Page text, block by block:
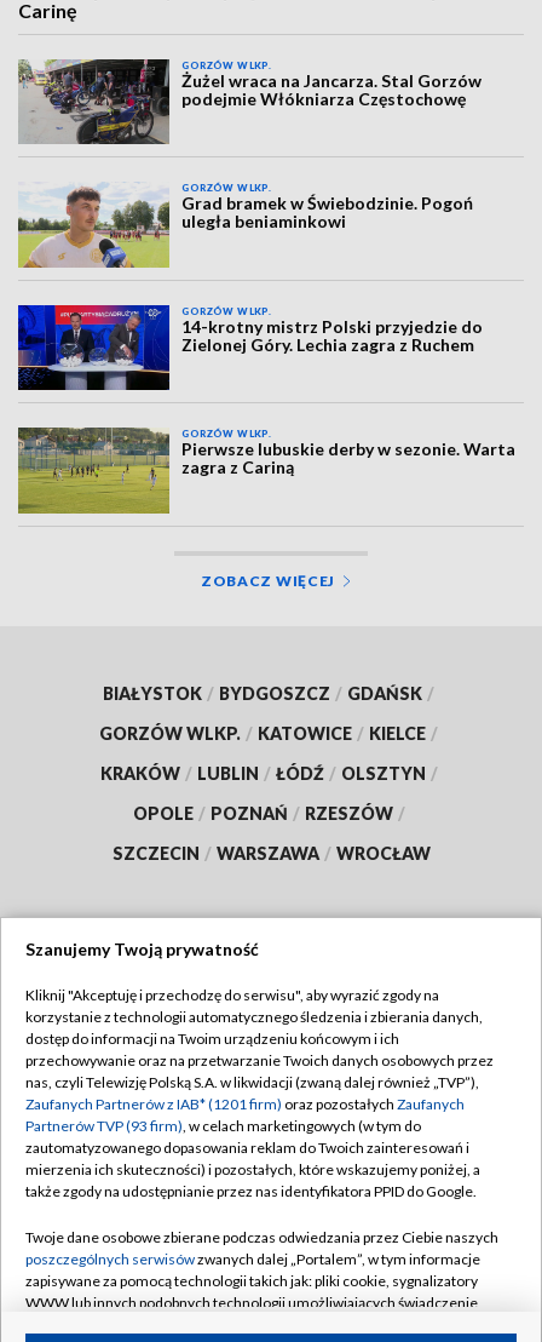
Carinę
GORZÓW WLKP.
Żużel wraca na Jancarza. Stal Gorzów
podejmie Włókniarza Częstochowę
GORZÓW WLKP.
Grad bramek w Świebodzinie. Pogoń
uległa beniaminkowi
GORZÓW WLKP.
14-krotny mistrz Polski przyjedzie do
Zielonej Góry. Lechia zagra z Ruchem
GORZÓW WLKP.
Pierwsze lubuskie derby w sezonie. Warta
zagra z Cariną
ZOBACZ WIĘCEJ
BIAŁYSTOK / BYDGOSZCZ / GDAŃSK /
GORZÓW WLKP. / KATOWICE / KIELCE /
KRAKÓW / LUBLIN / ŁÓDŹ / OLSZTYN /
OPOLE / POZNAŃ / RZESZÓW /
SZCZECIN / WARSZAWA / WROCŁAW
TVP
Abonament TVP
Emisja w TVP
Centrum informacji TVP
Naziemna Telewizja Cyfrowa
Rada Programowa
System NOS
Informacje o nadawcy
Regulamin TVP
Polityka prywatności
Moje zgody
Pomoc
Kontakt
Szanujemy Twoją prywatność
Kliknij "Akceptuję i przechodzę do serwisu", aby wyrazić zgody na
korzystanie z technologii automatycznego śledzenia i zbierania danych,
dostęp do informacji na Twoim urządzeniu końcowym i ich
przechowywanie oraz na przetwarzanie Twoich danych osobowych przez
nas, czyli Telewizję Polską S.A. w likwidacji (zwaną dalej również „TVP”),
Zaufanych Partnerów z IAB* (1201 firm) oraz pozostałych Zaufanych
Partnerów TVP (93 firm), w celach marketingowych (w tym do
zautomatyzowanego dopasowania reklam do Twoich zainteresowań i
mierzenia ich skuteczności) i pozostałych, które wskazujemy poniżej, a
także zgody na udostępnianie przez nas identyfikatora PPID do Google.
Twoje dane osobowe zbierane podczas odwiedzania przez Ciebie naszych
poszczególnych serwisówzwanych dalej „Portalem”, w tym informacje
zapisywane za pomocą technologii takich jak: pliki cookie, sygnalizatory
WWW lub innych podobnych technologii umożliwiających świadczenie